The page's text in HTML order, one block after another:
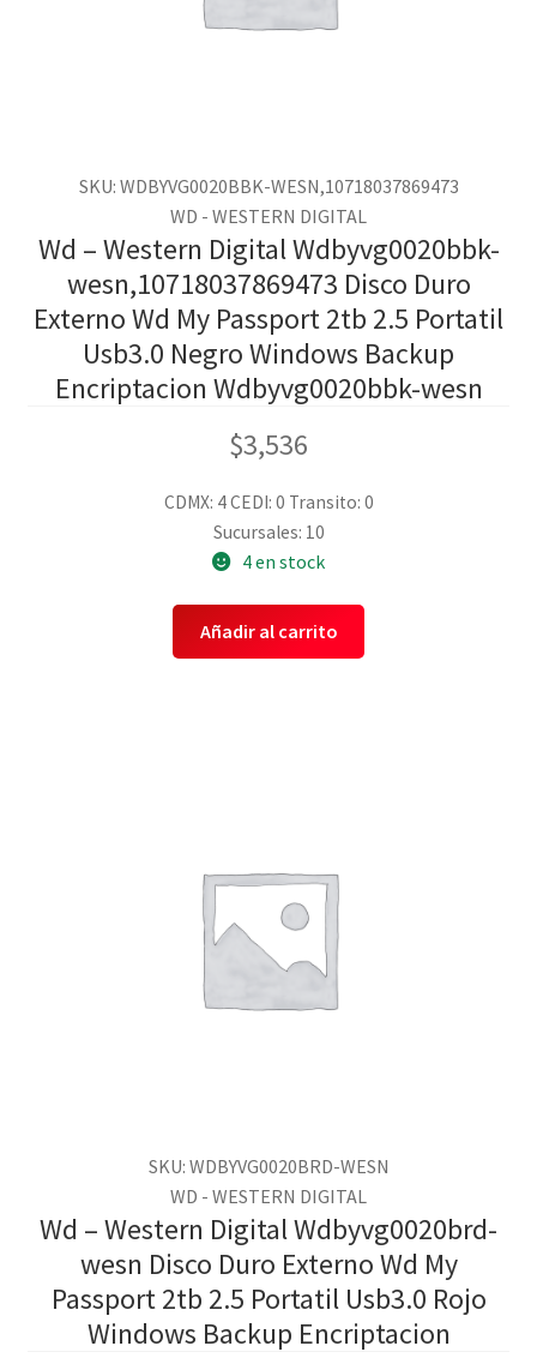
SKU: WDBYVG0020BBK-WESN,10718037869473
WD - WESTERN DIGITAL
Wd – Western Digital Wdbyvg0020bbk-
wesn,10718037869473 Disco Duro
Externo Wd My Passport 2tb 2.5 Portatil
Usb3.0 Negro Windows Backup
Encriptacion Wdbyvg0020bbk-wesn
$3,536
CDMX: 4CEDI: 0 Transito: 0
Sucursales: 10
4 en stock
Añadir al carrito
SKU: WDBYVG0020BRD-WESN
WD - WESTERN DIGITAL
Wd – Western Digital Wdbyvg0020brd-
wesn Disco Duro Externo Wd My
Passport 2tb 2.5 Portatil Usb3.0 Rojo
Windows Backup Encriptacion